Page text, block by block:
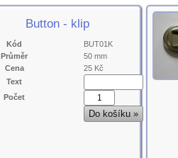
Button - klip
Kód
BUT01K
Průměr
50 mm
Cena
25 Kč
Text
Počet